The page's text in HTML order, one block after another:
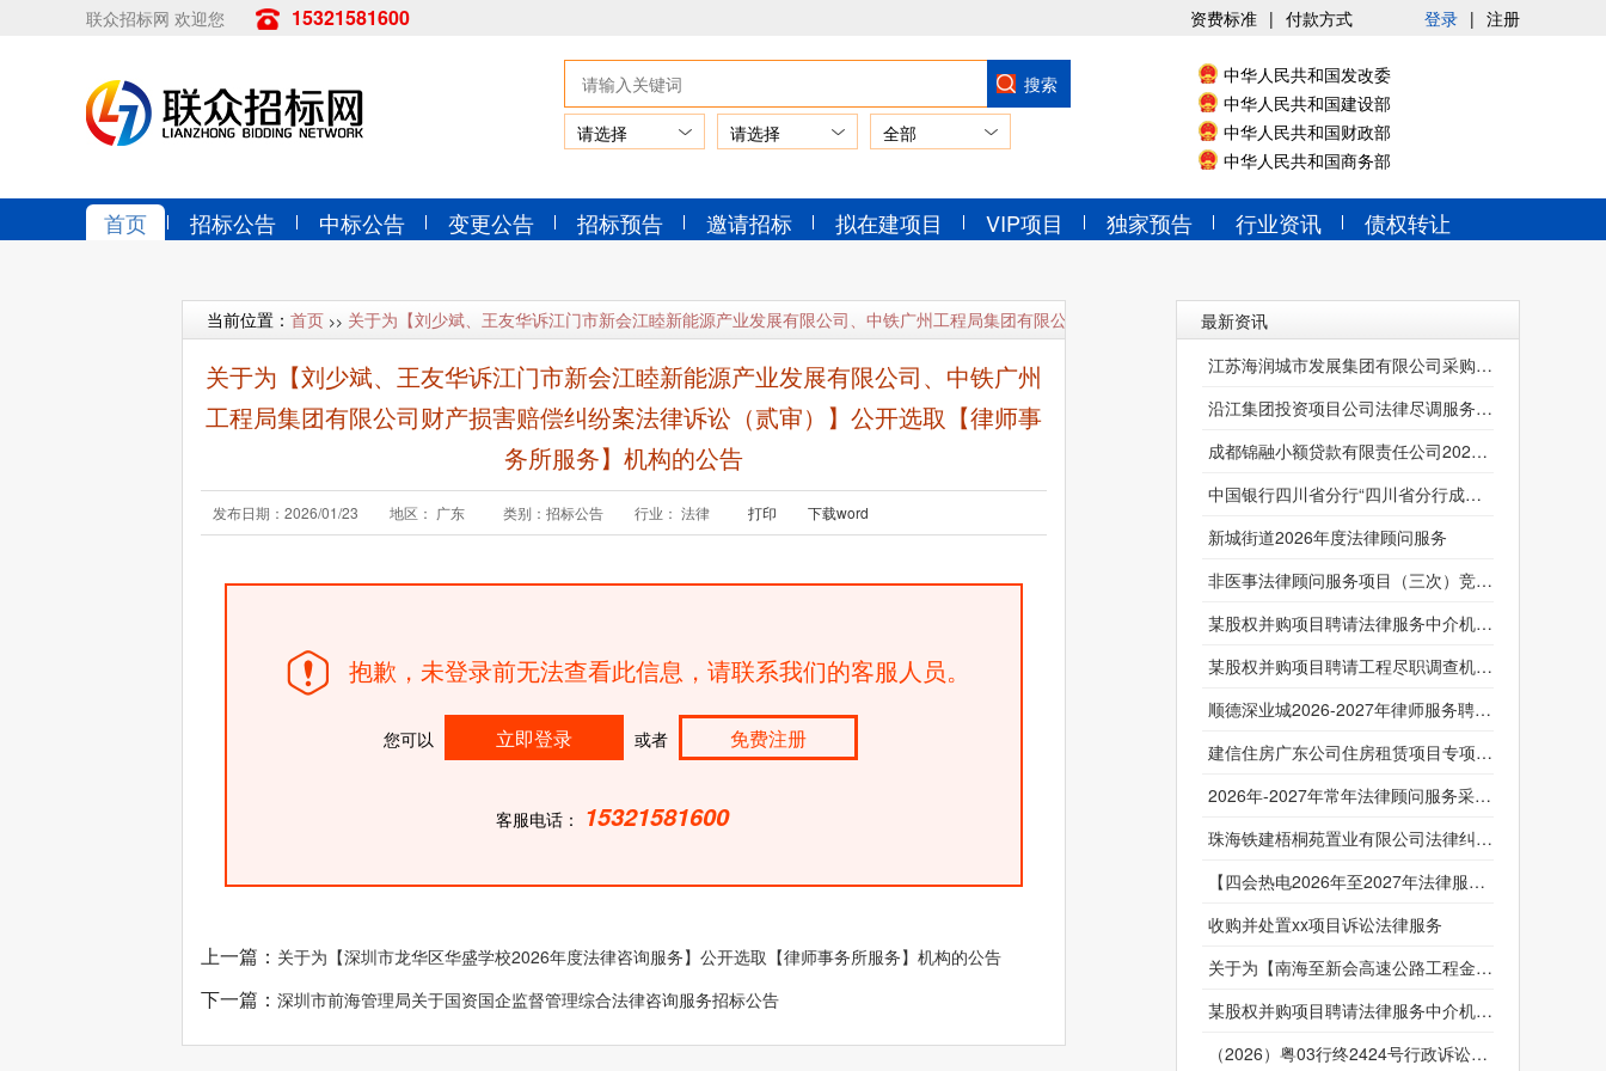
联众招标网 欢迎您 15321581600 资费标准 | 付款方式 登录 | 注册
请选择 请选择
中华人民共和国发改委
中华人民共和国建设部
中华人民共和国财政部
中华人民共和国商务部
首页 招标公告 中标公告 变更公告 招标预告 邀请招标 拟在建项目 VIP项目 独家预告 行业资讯 债权转让
当前位置： 首页 >> 关于为【刘少斌、王友华诉江门市新会江睦新能源产业发展有限公司、中铁广州工程局集团有限公司财产损害赔偿纠纷案法律诉讼（贰审）】公开选取【律师事务所服务
关于为【刘少斌、王友华诉江门市新会江睦新能源产业发展有限公司、中铁广州
工程局集团有限公司财产损害赔偿纠纷案法律诉讼（贰审）】公开选取【律师事
务所服务】机构的公告
发布日期：2026/01/23 地区： 广东 类别：招标公告 行业： 法律 打印 下载word
抱歉，未登录前无法查看此信息，请联系我们的客服人员。
您可以 立即登录 或者 免费注册
客服电话： 15321581600
上一篇： 关于为【深圳市龙华区华盛学校2026年度法律咨询服务】公开选取【律师事务所服务】机构的公告
下一篇： 深圳市前海管理局关于国资国企监督管理综合法律咨询服务招标公告
最新资讯
江苏海润城市发展集团有限公司采购2026年度融资业务法律服务机构项目招标公告
沿江集团投资项目公司法律尽调服务采购项目
成都锦融小额贷款有限责任公司2026-2027年常年法律顾问服务机构选聘项目比选公告
中国银行四川省分行“四川省分行成都地区个人贷款催诉一体合作律师事务所选型入围”邀请公告
新城街道2026年度法律顾问服务
非医事法律顾问服务项目（三次）竞争性磋商采购公告
某股权并购项目聘请法律服务中介机构比选公告1
某股权并购项目聘请工程尽职调查机构比选公告
顺德深业城2026-2027年律师服务聘请立项询价采购公告
建信住房广东公司住房租赁项目专项法律服务采购供应商征集公告
2026年-2027年常年法律顾问服务采购公告
珠海铁建梧桐苑置业有限公司法律纠纷案件委托代理服务询比采购公告1
【四会热电2026年至2027年法律服务】采购公告
收购并处置xx项目诉讼法律服务
关于为【南海至新会高速公路工程金某强行政复议及后续诉讼法律服务】公开选取【律师事务所服务】机构的公告
某股权并购项目聘请法律服务中介机构比选公告
（2026）粤03行终2424号行政诉讼案代理服务采购公告（采购实施前）